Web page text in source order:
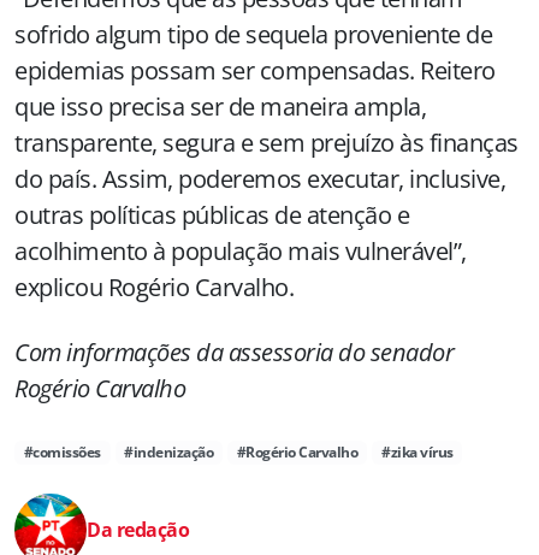
sofrido algum tipo de sequela proveniente de
epidemias possam ser compensadas. Reitero
que isso precisa ser de maneira ampla,
transparente, segura e sem prejuízo às finanças
do país. Assim, poderemos executar, inclusive,
outras políticas públicas de atenção e
acolhimento à população mais vulnerável”,
explicou Rogério Carvalho.
Com informações da assessoria do senador
Rogério Carvalho
#comissões #indenização #Rogério Carvalho #zika vírus
Da redação